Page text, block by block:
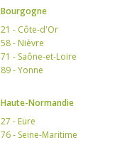
Bourgogne
21 - Côte-d'Or
58 - Nièvre
71 - Saône-et-Loire
89 - Yonne
Haute-Normandie
27 - Eure
76 - Seine-Maritime